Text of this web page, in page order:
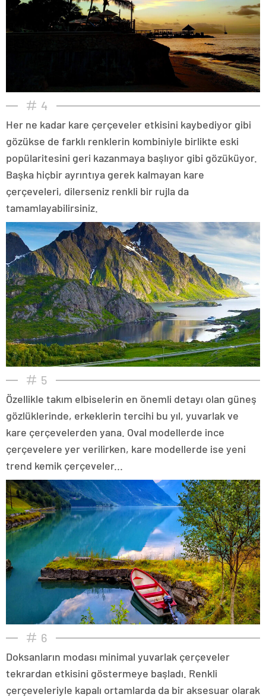
4
Her ne kadar kare çerçeveler etkisini kaybediyor gibi
gözükse de farklı renklerin kombiniyle birlikte eski
popülaritesini geri kazanmaya başlıyor gibi gözüküyor.
Başka hiçbir ayrıntıya gerek kalmayan kare
çerçeveleri, dilerseniz renkli bir rujla da
tamamlayabilirsiniz.
5
Özellikle takım elbiselerin en önemli detayı olan güneş
gözlüklerinde, erkeklerin tercihi bu yıl, yuvarlak ve
kare çerçevelerden yana. Oval modellerde ince
çerçevelere yer verilirken, kare modellerde ise yeni
trend kemik çerçeveler...
6
Doksanların modası minimal yuvarlak çerçeveler
tekrardan etkisini göstermeye başladı. Renkli
çerçeveleriyle kapalı ortamlarda da bir aksesuar olarak